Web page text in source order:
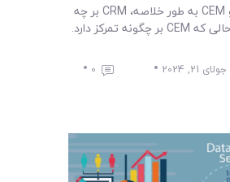
تفاوت CRM و CEM به طور خلاصه، CRM بر چه
تمرکز دارد، در حالی که CEM بر چگونه تمرکز دارد.
جولای 21, 2024
0